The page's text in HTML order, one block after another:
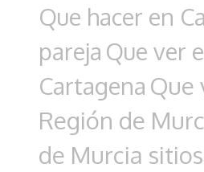
Que hacer en
pareja Que ver
Cartagena Que
Región de
de Murcia